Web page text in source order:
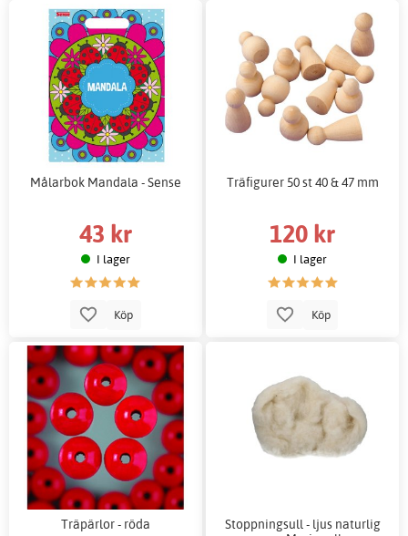
Målarbok Mandala - Sense
43 kr
I lager
Köp
Träfigurer 50 st 40 & 47 mm
120 kr
I lager
Köp
Träpärlor - röda
Stoppningsull - ljus naturlig